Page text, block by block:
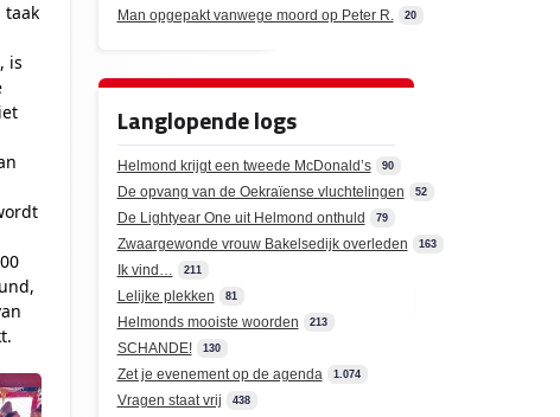
taak
is
Man opgepakt vanwege moord op Peter R. 20
Langlopende logs
Helmond krijgt een tweede McDonald’s 90
De opvang van de Oekraïense vluchtelingen 52
De Lightyear One uit Helmond onthuld 79
Zwaargewonde vrouw Bakelsedijk overleden 163
Ik vind… 211
Lelijke plekken 81
Helmonds mooiste woorden 213
SCHANDE! 130
Zet je evenement op de agenda 1.074
Vragen staat vrij 438